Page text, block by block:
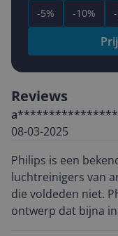
-5% -10%
Reviews
08-03-2025
Philips is een
luchtreinigers van
die voldeden niet.
ontwerp dat bijna